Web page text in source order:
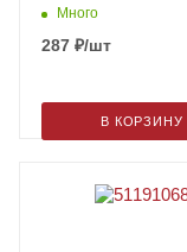
Много
287 ₽/шт
В КОРЗИНУ